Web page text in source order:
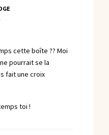
cette boîte ?? Moi
pourrait se la
fait une croix
toi !